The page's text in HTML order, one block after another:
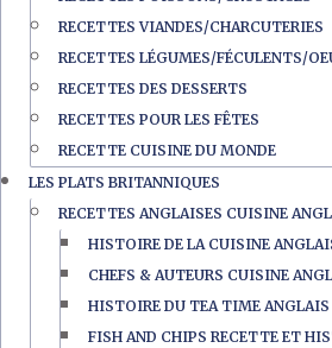
RECETTES VIANDES/CHARCUTERIES
RECETTES LÉGUMES/FÉCULENTS/
RECETTES DES DESSERTS
RECETTES POUR LES FÊTES
RECETTE CUISINE DU MONDE
LES PLATS BRITANNIQUES
RECETTES ANGLAISES CUISINE
HISTOIRE DE LA CUISINE
CHEFS & AUTEURS CUISINE
HISTOIRE DU TEA TIME ANGLAIS
FISH AND CHIPS RECETTE ET